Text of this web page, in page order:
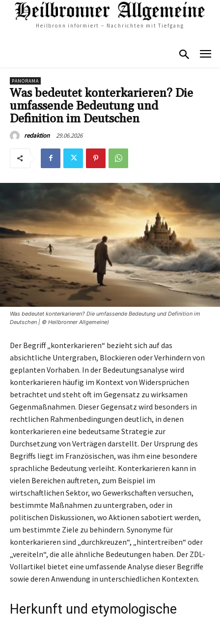
Heilbronn informiert – Nachrichten mit Tiefgang
PANORAMA
Was bedeutet konterkarieren? Die
umfassende Bedeutung und
Definition im Deutschen
redaktion 29.06.2026
Was bedeutet konterkarieren? Die umfassende Bedeutung und Definition im
Deutschen | © Heilbronner Allgemeine)
Der Begriff „konterkarieren“ bezieht sich auf das
absichtliche Untergraben, Blockieren oder Verhindern von
geplanten Vorhaben. In der Bedeutungsanalyse wird
konterkarieren häufig im Kontext von Widersprüchen
betrachtet und steht oft im Gegensatz zu wirksamen
Gegenmaßnahmen. Dieser Gegensatz wird besonders in
rechtlichen Rahmenbedingungen deutlich, in denen
konterkarieren eine bedeutsame Strategie zur
Durchsetzung von Verträgen darstellt. Der Ursprung des
Begriffs liegt im Französischen, was ihm eine besondere
sprachliche Bedeutung verleiht. Konterkarieren kann in
vielen Bereichen auftreten, zum Beispiel im
wirtschaftlichen Sektor, wo Gewerkschaften versuchen,
bestimmte Maßnahmen zu untergraben, oder in
politischen Diskussionen, wo Aktionen sabotiert werden,
um bestimmte Ziele zu behindern. Synonyme für
konterkarieren sind „durchkreuzen“, „hintertreiben“ oder
„vereiteln“, die alle ähnliche Bedeutungen haben. Der ZDL-
Vollartikel bietet eine umfassende Analyse dieser Begriffe
sowie deren Anwendung in unterschiedlichen Kontexten.
Herkunft und etymologische